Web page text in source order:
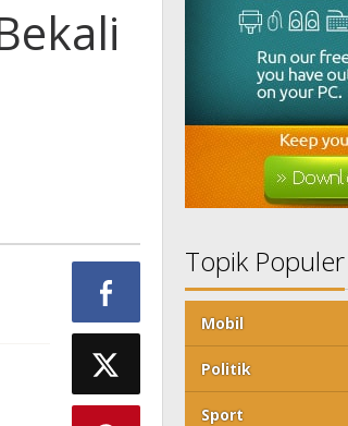
Topik Populer
Mobil
Politik
Sport